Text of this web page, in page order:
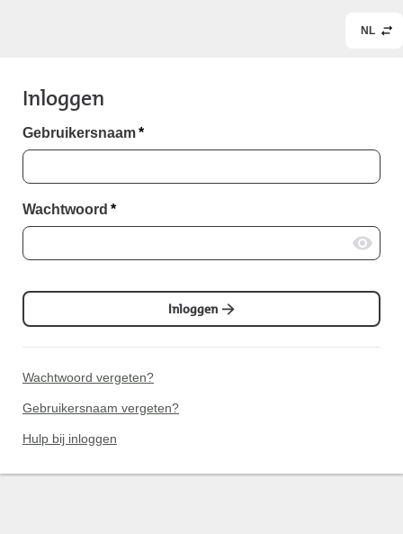
NL
Inloggen
Gebruikersnaam*
Wachtwoord *
Inloggen
Wachtwoord vergeten?
Gebruikersnaam vergeten?
Hulp bij inloggen